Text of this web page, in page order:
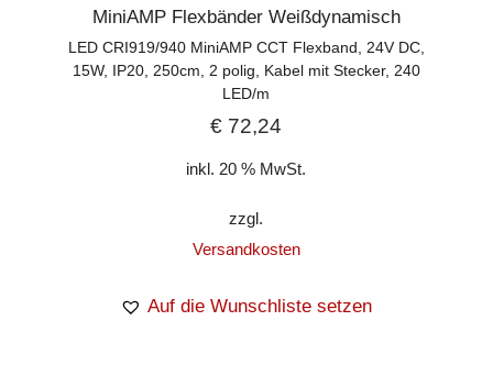
MiniAMP Flexbänder Weißdynamisch
LED CRI919/940 MiniAMP CCT Flexband, 24V DC,
15W, IP20, 250cm, 2 polig, Kabel mit Stecker, 240
LED/m
€ 72,24
inkl. 20 % MwSt.
zzgl.
Versandkosten
Auf die Wunschliste setzen